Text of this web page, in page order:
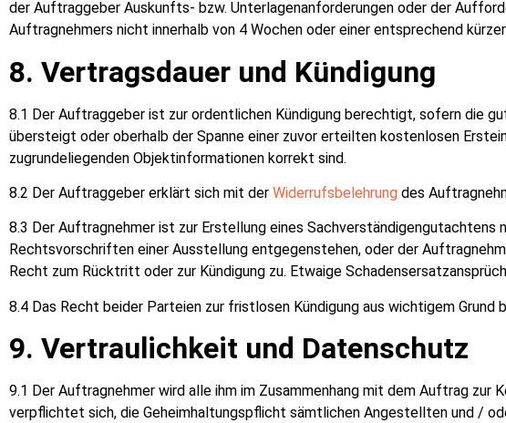
der Auftraggeber Auskunfts- bzw. Unterlagenanforderungen oder der
Auftragnehmers nicht innerhalb von 4 Wochen oder einer entsprechend
8. Vertragsdauer und Kündigung
8.1 Der Auftraggeber ist zur ordentlichen Kündigung berechtigt, sofern die
übersteigt oder oberhalb der Spanne einer zuvor erteilten kostenlosen
zugrundeliegenden Objektinformationen korrekt sind.
8.2 Der Auftraggeber erklärt sich mit der Widerrufsbelehrung des
8.3 Der Auftragnehmer ist zur Erstellung eines
Rechtsvorschriften einer Ausstellung entgegenstehen, oder der
Recht zum Rücktritt oder zur Kündigung zu. Etwaige
8.4 Das Recht beider Parteien zur fristlosen Kündigung aus wichtigem Grund
9. Vertraulichkeit und Datenschutz
9.1 Der Auftragnehmer wird alle ihm im Zusammenhang mit dem Auftrag
verpflichtet sich, die Geheimhaltungspflicht sämtlichen Angestellten und /